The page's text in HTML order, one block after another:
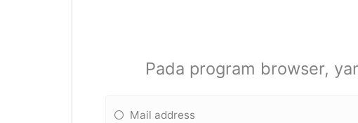
Pada program browser,
Mail address